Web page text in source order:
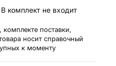
в комплект не входит
поставки,
носит справочный
к моменту